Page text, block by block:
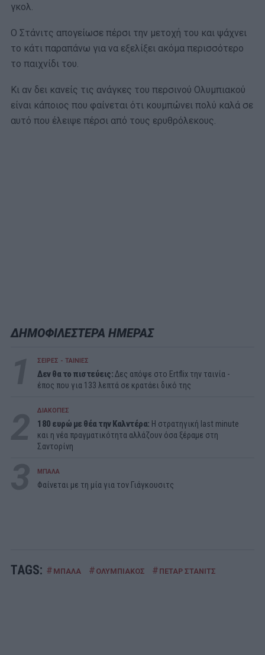
γκολ.
Ο Στάνιτς απογείωσε πέρσι την μετοχή του και ψάχνει
το κάτι παραπάνω για να εξελίξει ακόμα περισσότερο
το παιχνίδι του.
Κι αν δει κανείς τις ανάγκες του περσινού Ολυμπιακού
είναι κάποιος που φαίνεται ότι κουμπώνει πολύ καλά σε
αυτό που έλειψε πέρσι από τους ερυθρόλεκους.
ΔΗΜΟΦΙΛΕΣΤΕΡΑ ΗΜΕΡΑΣ
ΣΕΙΡΕΣ - ΤΑΙΝΙΕΣ
Δεν θα το πιστεύεις:Δες απόψε στο Ertflix την ταινία -
έπος που για 133 λεπτά σε κρατάει δικό της
ΔΙΑΚΟΠΕΣ
180 ευρώ με θέα την Καλντέρα: Η στρατηγική last minute
και η νέα πραγματικότητα αλλάζουν όσα ξέραμε στη
Σαντορίνη
ΜΠΑΛΑ
Φαίνεται με τη μία για τον Γιάγκουσιτς
TAGS: # ΜΠΑΛΑ # ΟΛΥΜΠΙΑΚΟΣ # ΠΕΤΑΡ ΣΤΑΝΙΤΣ